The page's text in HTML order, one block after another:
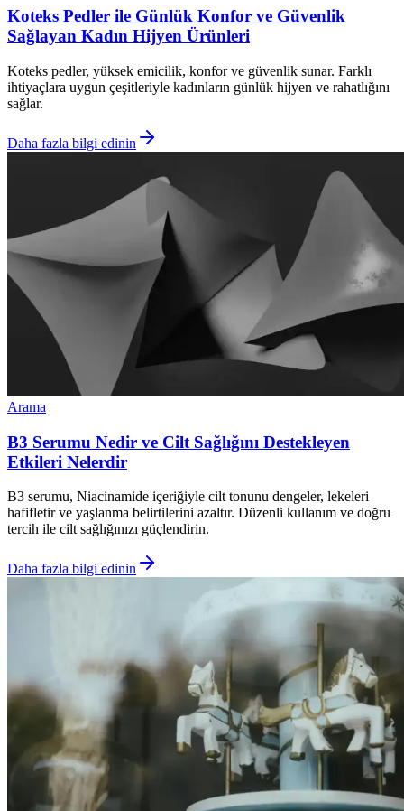
Koteks Pedler ile Günlük Konfor ve Güvenlik
Sağlayan Kadın Hijyen Ürünleri
Koteks pedler, yüksek emicilik, konfor ve güvenlik sunar. Farklı
ihtiyaçlara uygun çeşitleriyle kadınların günlük hijyen ve rahatlığını
sağlar.
Daha fazla bilgi edinin
Arama
B3 Serumu Nedir ve Cilt Sağlığını Destekleyen
Etkileri Nelerdir
B3 serumu, Niacinamide içeriğiyle cilt tonunu dengeler, lekeleri
hafifletir ve yaşlanma belirtilerini azaltır. Düzenli kullanım ve doğru
tercih ile cilt sağlığınızı güçlendirin.
Daha fazla bilgi edinin